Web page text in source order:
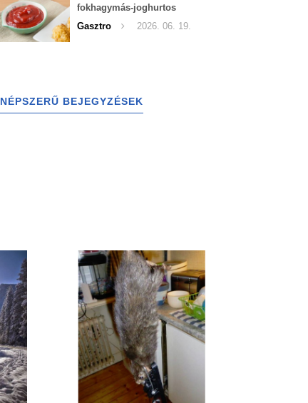
fokhagymás-joghurtos
szósszal
Gasztro 2026. 06. 19.
NÉPSZERŰ BEJEGYZÉSEK